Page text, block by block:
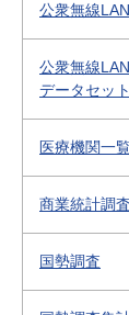
公衆無線
公衆無線
データセット
医療機関一
商業統計調査
国勢調査